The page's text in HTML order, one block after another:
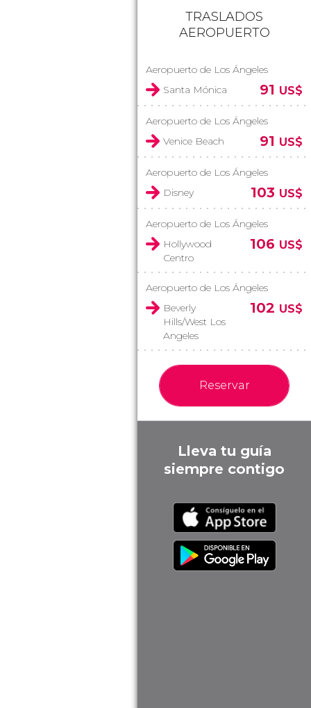
TRASLADOS
AEROPUERTO
Aeropuerto de Los Ángeles
Santa Mónica
91 US$
Aeropuerto de Los Ángeles
Venice Beach
91 US$
Aeropuerto de Los Ángeles
Disney
103 US$
Aeropuerto de Los Ángeles
Hollywood
Centro
106 US$
Aeropuerto de Los Ángeles
Beverly
Hills/West Los
Angeles
102 US$
Reservar
Lleva tu guía
siempre contigo